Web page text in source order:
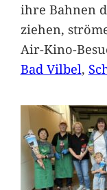
ihre Bahnen
ziehen,
Air-Kino-
Bad Vilbel,